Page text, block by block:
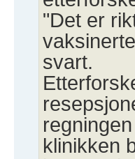
"Det er
svart.
klinikken